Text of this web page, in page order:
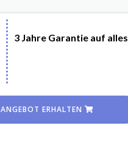
3 Jahre Garantie auf alles
ANGEBOT ERHALTEN